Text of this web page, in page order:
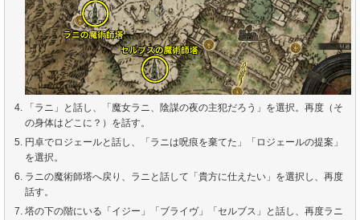
「ラニ」と話し、「魔女ラニ、陰謀の夜の主犯だろう」を選択。再度（そ
の身体はどこに？）を話す。
円卓でロジェールと話し、「ラニは呪痕を棄てた」「ロジェールの提案」
を選択。
ラニの魔術師塔へ戻り、ラニと話して「貴方に仕えたい」を選択し、再度
話す。
塔の下の階にいる「イジー」「ブライヴ」「セルブス」と話し、再度ラニ